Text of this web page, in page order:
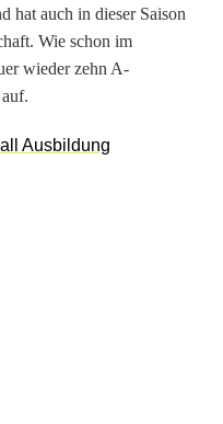
hat auch in dieser Saison
Wie schon im
wieder zehn A-